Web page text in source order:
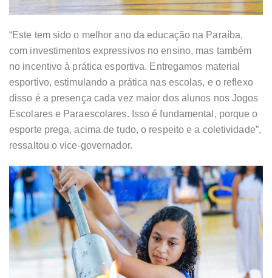
“Este tem sido o melhor ano da educação na Paraíba,
com investimentos expressivos no ensino, mas também
no incentivo à prática esportiva. Entregamos material
esportivo, estimulando a prática nas escolas, e o reflexo
disso é a presença cada vez maior dos alunos nos Jogos
Escolares e Paraescolares. Isso é fundamental, porque o
esporte prega, acima de tudo, o respeito e a coletividade”,
ressaltou o vice-governador.